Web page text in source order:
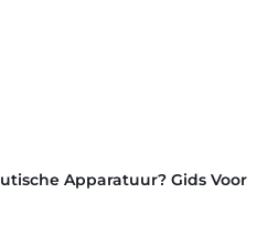
Apparatuur? Gids Voor